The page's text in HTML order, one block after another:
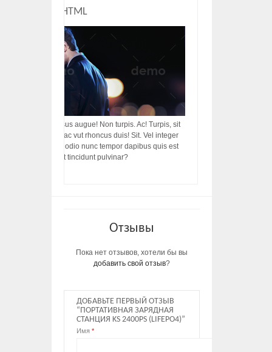
CUSTOM HTML
integer! Risus augue! Non turpis. Ac! Turpis, sit
rhoncus porttitor ac vut rhoncus duis! Sit. Vel integer
ut diam porttitor odio nunc tempor dapibus quis est
dictumst, vel amet tincidunt pulvinar?
Отзывы
Пока нет отзывов, хотели бы вы
добавить свой отзыв?
ДОБАВЬТЕ ПЕРВЫЙ ОТЗЫВ
“ПОРТАТИВНАЯ ЗАРЯДНАЯ
СТАНЦИЯ KS 2400PS (LIFEPO4)”
Имя *